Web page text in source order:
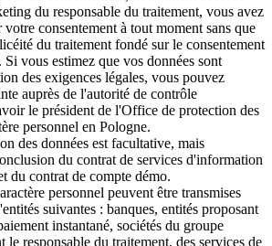
du responsable du traitement, vous avez
consentement à tout moment sans que
du traitement fondé sur le consentement
Si vous estimez que vos données sont
des exigences légales, vous pouvez
auprès de l'autorité de contrôle
le président de l'Office de protection des
personnel en Pologne.
des données est facultative, mais
du contrat de services d'information
du contrat de compte démo.
personnel peuvent être transmises
suivantes : banques, entités proposant
instantané, sociétés du groupe
le responsable du traitement, des services de